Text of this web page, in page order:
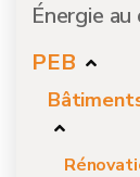
Énergie
PEB